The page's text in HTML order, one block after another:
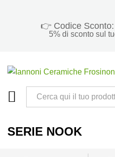
👉 Codice Sconto:
5% di sconto sul
SERIE NOOK